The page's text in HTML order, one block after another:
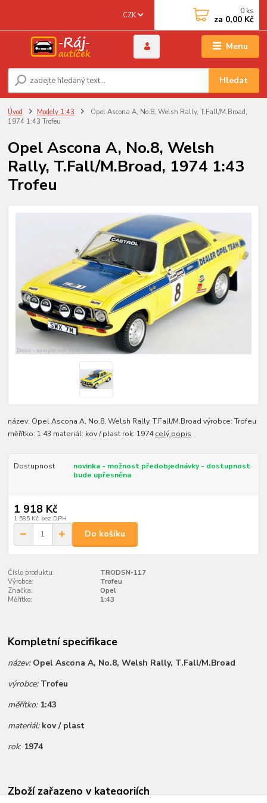
Menu
CZK
Hledat
0 ks
za 0,00 Kč
Úvod Modely 1:43
Opel Ascona A, No.8, Welsh Rally, T.Fall/M.Broad,
1974 1:43 Trofeu
Opel Ascona A, No.8, Welsh
Rally, T.Fall/M.Broad, 1974 1:43
Trofeu
název: Opel Ascona A, No.8, Welsh Rally, T.Fall/M.Broad výrobce: Trofeu
měřítko: 1:43 materiál: kov / plast rok: 1974celý popis
Dostupnost
novinka - možnost předobjednávky - dostupnost
bude upřesněna
1 918 Kč
1 585 Kč bez DPH
Do košíku
Číslo produktu:
TRODSN-117
Výrobce:
Trofeu
Značka:
Opel
Měřítko:
1:43
Kompletní specifikace
název: Opel Ascona A, No.8, Welsh Rally, T.Fall/M.Broad
výrobce: Trofeu
měřítko: 1:43
materiál: kov / plast
rok: 1974
Zboží zařazeno v kategoriích